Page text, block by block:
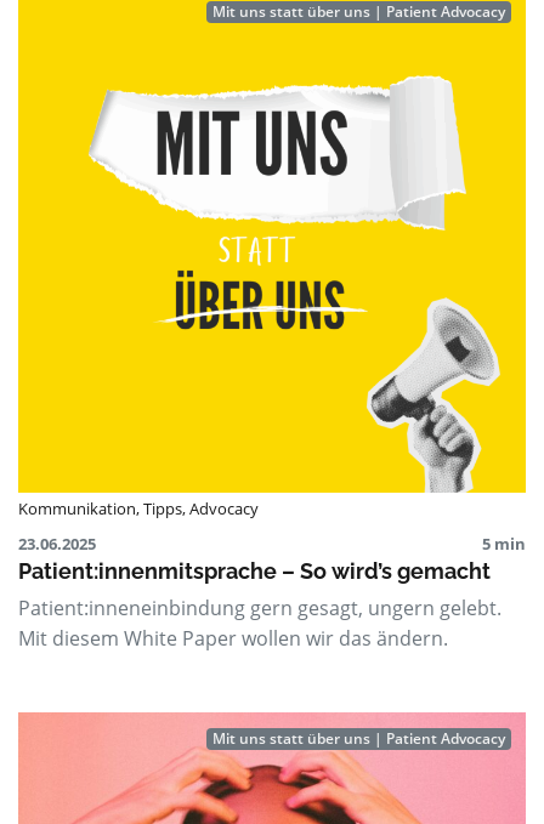
Mit uns statt über uns | Patient Advocacy
Kommunikation,Tipps,Advocacy
23.06.2025
5 min
Patient:innenmitsprache – So wird’s gemacht
Patient:inneneinbindung gern gesagt, ungern gelebt.
Mit diesem White Paper wollen wir das ändern.
Mit uns statt über uns | Patient Advocacy